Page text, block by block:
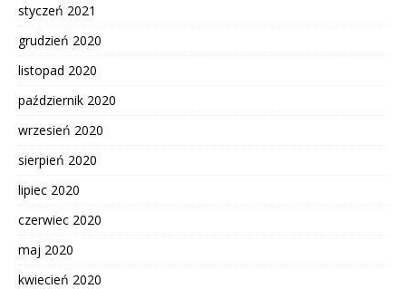
styczeń 2021
grudzień 2020
listopad 2020
październik 2020
wrzesień 2020
sierpień 2020
lipiec 2020
czerwiec 2020
maj 2020
kwiecień 2020